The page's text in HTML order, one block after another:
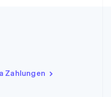
Zahlungen